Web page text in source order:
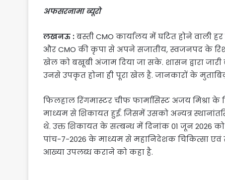
अफसरनामा ब्यूरो
लखनऊ : बस्ती CMO कार्यालय में घटित होने वाली
और CMO की कृपा से अपने सजातीय, स्वजनपद के
खेल को बखूबी अंजाम दिया जा सके. शासन द्वारा
उनसे उपकृत होना ही पूरा खेल है. जानकारों के मुताबिक़
फिलहाल रिंगमास्टर चीफ फार्मासिस्ट अजय मिश्रा
माध्यम से शिकायत हुई. जिसमें उसको अन्यत्र
थे. उक्त शिकायत के सम्बन्ध में दिनांक 01 जून 2026
पांच-7-2026 के माध्यम से महानिदेशक चिकित्सा एवं
आख्या उपलब्ध कराने को कहा है.